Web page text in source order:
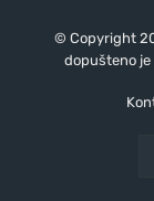
© Copyright
dopušteno je